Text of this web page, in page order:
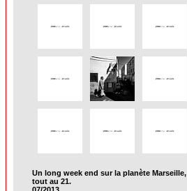
Un long week end sur la planète Marseille,
tout au 21.